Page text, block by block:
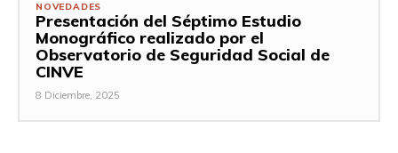
NOVEDADES
Presentación del Séptimo Estudio
Monográfico realizado por el
Observatorio de Seguridad Social de
CINVE
8 Diciembre, 2025